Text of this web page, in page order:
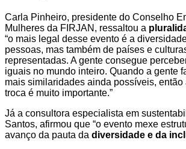
Carla Pinheiro, presidente do Conselho
Mulheres da FIRJAN, ressaltou a
“o mais legal desse evento é a
pessoas, mas também de países e
representadas. A gente consegue
iguais no mundo inteiro. Quando a gente
mais similaridades ainda possíveis, então
troca é muito importante.”
Já a consultora especialista em
Santos, afirmou que “o evento mexe
avanço da pauta da diversidade e da